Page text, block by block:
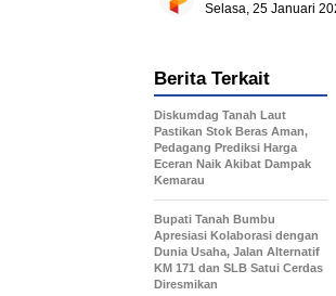
Selasa, 25 Januari
Berita Terkait
Diskumdag Tanah Laut
Pastikan Stok Beras Aman,
Pedagang Prediksi Harga
Eceran Naik Akibat Dampak
Kemarau
Bupati Tanah Bumbu
Apresiasi Kolaborasi dengan
Dunia Usaha, Jalan Alternatif
KM 171 dan SLB Satui Cerdas
Diresmikan